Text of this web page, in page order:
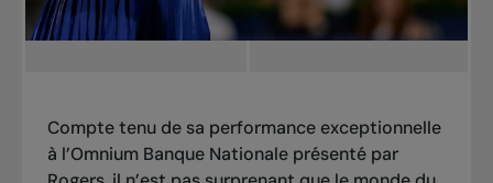
Compte tenu de sa performance exceptionnelle
à l’Omnium Banque Nationale présenté par